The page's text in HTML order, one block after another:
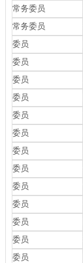
常务委员
常务委员
委员
委员
委员
委员
委员
委员
委员
委员
委员
委员
委员
委员
委员